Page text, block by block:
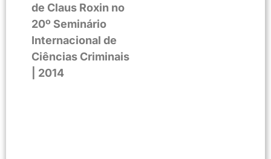
de Claus Roxin no
20º Seminário
Internacional de
Ciências Criminais
| 2014